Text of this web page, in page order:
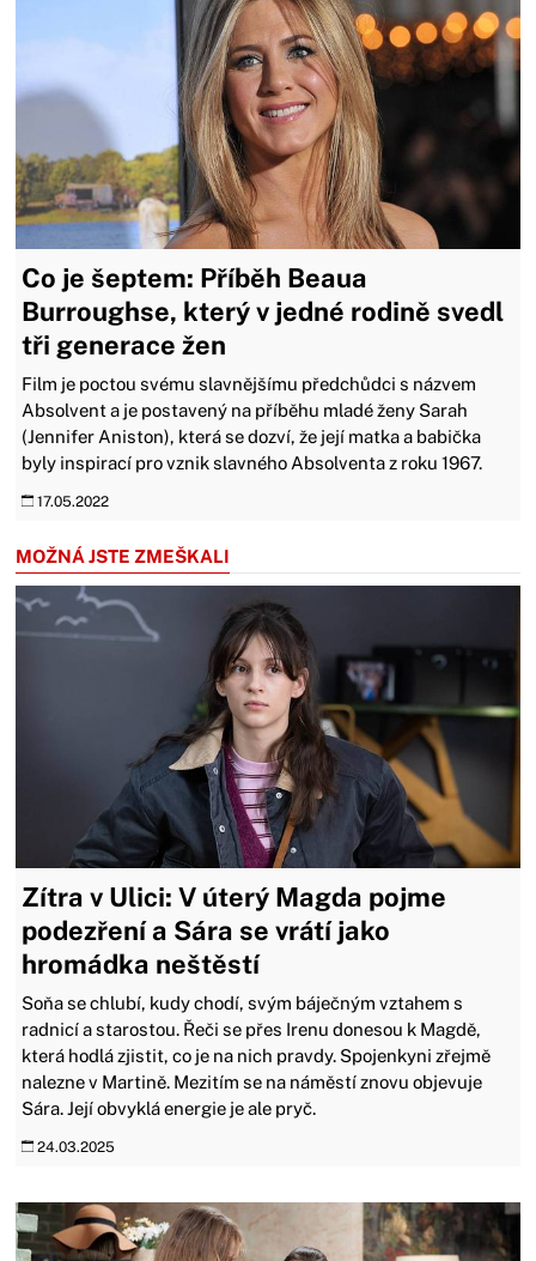
Co je šeptem: Příběh Beaua
Burroughse, který v jedné rodině svedl
tři generace žen
Film je poctou svému slavnějšímu předchůdci s názvem
Absolvent a je postavený na příběhu mladé ženy Sarah
(Jennifer Aniston), která se dozví, že její matka a babička
byly inspirací pro vznik slavného Absolventa z roku 1967.
17.05.2022
MOŽNÁ JSTE ZMEŠKALI
Zítra v Ulici: V úterý Magda pojme
podezření a Sára se vrátí jako
hromádka neštěstí
Soňa se chlubí, kudy chodí, svým báječným vztahem s
radnicí a starostou. Řeči se přes Irenu donesou k Magdě,
která hodlá zjistit, co je na nich pravdy. Spojenkyni zřejmě
nalezne v Martině. Mezitím se na náměstí znovu objevuje
Sára. Její obvyklá energie je ale pryč.
24.03.2025